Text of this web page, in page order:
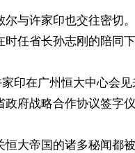
尔与许家印也交往密切
任省长孙志刚的陪同下
印在广州恒大中心会
政府战略合作协议签字
恒大帝国的诸多秘闻都